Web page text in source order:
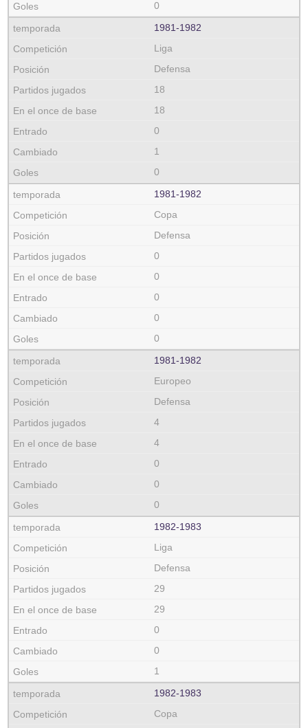
0
1981‑1982
Liga
Defensa
18
18
0
1
0
1981‑1982
Copa
Defensa
0
0
0
0
0
1981‑1982
Europeo
Defensa
4
4
0
0
0
1982‑1983
Liga
Defensa
29
29
0
0
1
1982‑1983
Copa